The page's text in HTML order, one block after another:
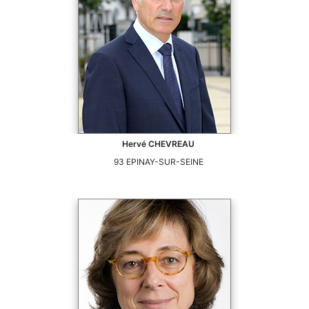
Hervé CHEVREAU
93 EPINAY-SUR-SEINE